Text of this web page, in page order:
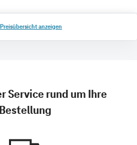
Preisübersicht anzeigen